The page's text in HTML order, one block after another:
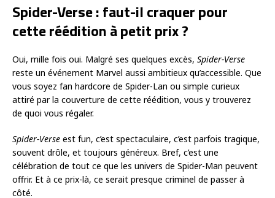
Spider-Verse : faut-il craquer pour
cette réédition à petit prix ?
Oui, mille fois oui. Malgré ses quelques excès, Spider-Verse
reste un événement Marvel aussi ambitieux qu’accessible. Que
vous soyez fan hardcore de Spider-Lan ou simple curieux
attiré par la couverture de cette réédition, vous y trouverez
de quoi vous régaler.
Spider-Verse est fun, c’est spectaculaire, c’est parfois tragique,
souvent drôle, et toujours généreux. Bref, c’est une
célébration de tout ce que les univers de Spider-Man peuvent
offrir. Et à ce prix-là, ce serait presque criminel de passer à
côté.